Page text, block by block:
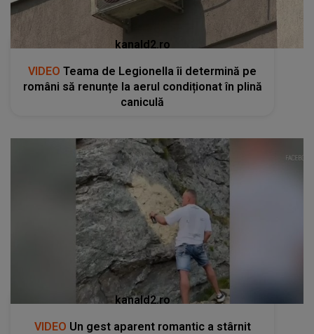
kanald2.ro
VIDEO Teama de Legionella îi determină pe
români să renunțe la aerul condiționat în plină
caniculă
kanald2.ro
VIDEO Un gest aparent romantic a stârnit